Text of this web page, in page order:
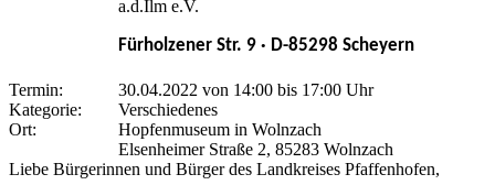
a.d.Ilm e.V.
Fürholzener Str. 9 · D-85298 Scheyern
Termin: 30.04.2022 von 14:00 bis 17:00 Uhr
Kategorie:
Verschiedenes
Ort:
Hopfenmuseum in Wolnzach
Elsenheimer Straße 2, 85283 Wolnzach
Liebe Bürgerinnen und Bürger des Landkreises Pfaffenhofen,